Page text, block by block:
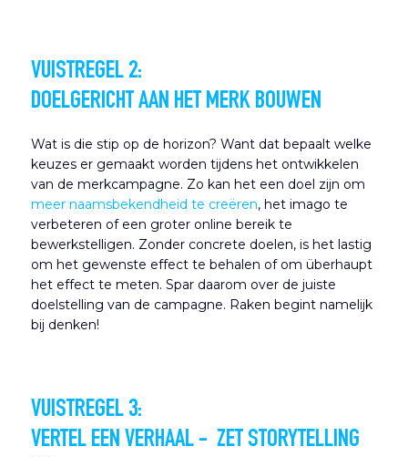
VUISTREGEL 2:
DOELGERICHT AAN HET MERK BOUWEN
Wat is die stip op de horizon? Want dat bepaalt welke
keuzes er gemaakt worden tijdens het ontwikkelen
van de merkcampagne. Zo kan het een doel zijn om
meer naamsbekendheid te creëren, het imago te
verbeteren of een groter online bereik te
bewerkstelligen. Zonder concrete doelen, is het lastig
om het gewenste effect te behalen of om überhaupt
het effect te meten. Spar daarom over de juiste
doelstelling van de campagne. Raken begint namelijk
bij denken!
VUISTREGEL 3:
VERTEL EEN VERHAAL - ZET STORYTELLING